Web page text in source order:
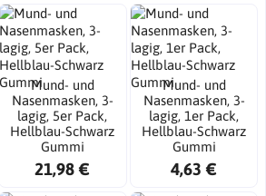
Mund- und
Nasenmasken, 3-
lagig, 5er Pack,
Hellblau-Schwarz
Gummi
21,98 €
Mund- und
Nasenmasken, 3-
lagig, 1er Pack,
Hellblau-Schwarz
Gummi
4,63 €